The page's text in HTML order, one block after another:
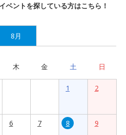
ベントを探している方はこちら！
8月
木 金 土 日
1 2
6 7 8 9